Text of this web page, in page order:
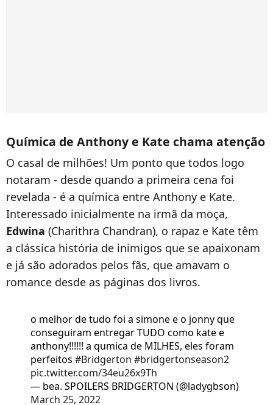
Química de Anthony e Kate chama atenção
O casal de milhões! Um ponto que todos logo
notaram - desde quando a primeira cena foi
revelada - é a química entre Anthony e Kate.
Interessado inicialmente na irmã da moça,
Edwina (Charithra Chandran), o rapaz e Kate têm
a clássica história de inimigos que se apaixonam
e já são adorados pelos fãs, que amavam o
romance desde as páginas dos livros.
o melhor de tudo foi a simone e o jonny que
conseguiram entregar TUDO como kate e
anthony!!!!!! a qumica de MILHES, eles foram
perfeitos #Bridgerton #bridgertonseason2
pic.twitter.com/34eu26x9Th
— bea. SPOILERS BRIDGERTON (@ladygbson)
March 25, 2022